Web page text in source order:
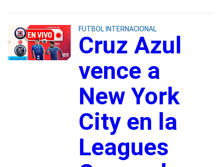
FUTBOL INTERNACIONAL
Cruz Azul
vence a
New York
City en la
Leagues